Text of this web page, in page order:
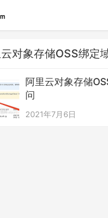
对象存储OSS绑定
阿里云对象存储
问
2021年7月6日